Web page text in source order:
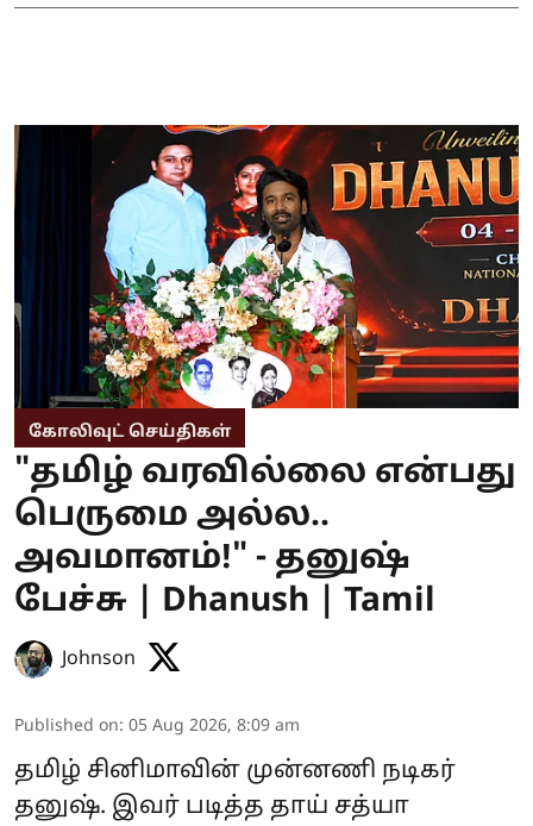
கோலிவுட் செய்திகள்
"தமிழ் வரவில்லை என்பது
பெருமை அல்ல..
அவமானம்!" - தனுஷ்
பேச்சு | Dhanush | Tamil
Johnson
Published on: 05 Aug 2026, 8:09 am
தமிழ் சினிமாவின் முன்னணி நடிகர்
தனுஷ். இவர் படித்த தாய் சத்யா